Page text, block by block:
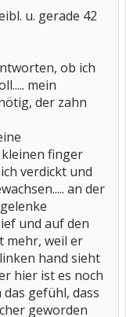
u. gerade 42
ob ich
mein
der zahn
finger
verdickt und
an der
und auf den
mehr, weil er
hand sieht
hier ist es noch
gefühl, dass
geworden